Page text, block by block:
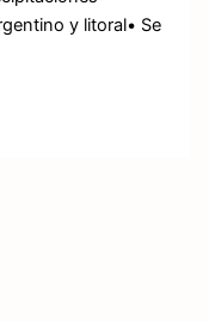
y litoral• Se